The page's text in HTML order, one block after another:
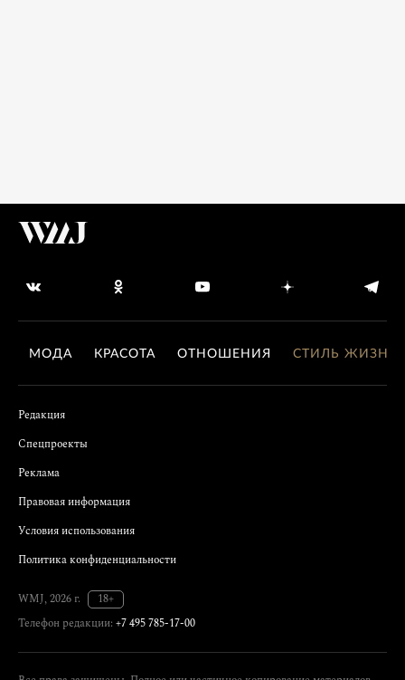
МОДА КРАСОТА ОТНОШЕНИЯ СТИЛЬ ЖИЗНИ
Редакция
Спецпроекты
Реклама
Правовая информация
Условия использования
Политика конфиденциальности
WMJ, 2026 г.
18+
Телефон редакции: +7 495 785-17-00